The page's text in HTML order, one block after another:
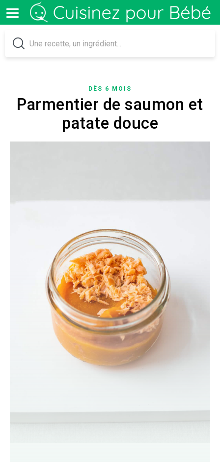
DÈS 6 MOIS
Parmentier de saumon et
patate douce